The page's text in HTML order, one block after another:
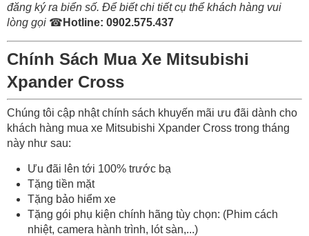
đăng ký ra biển số. Để biết chi tiết cụ thể khách hàng vui
lòng gọi ☎ Hotline: 0902.575.437
Chính Sách Mua Xe Mitsubishi
Xpander Cross
Chúng tôi cập nhật chính sách khuyến mãi ưu đãi dành cho
khách hàng mua xe Mitsubishi Xpander Cross trong tháng
này như sau:
Ưu đãi lên tới 100% trước bạ
Tặng tiền mặt
Tặng bảo hiểm xe
Tặng gói phụ kiện chính hãng tùy chọn: (Phim cách
nhiệt, camera hành trình, lót sàn,...)